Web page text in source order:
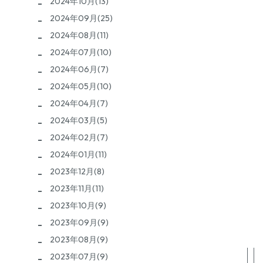
2024年09月(25)
2024年08月(11)
2024年07月(10)
2024年06月(7)
2024年05月(10)
2024年04月(7)
2024年03月(5)
2024年02月(7)
2024年01月(11)
2023年12月(8)
2023年11月(11)
2023年10月(9)
2023年09月(9)
2023年08月(9)
2023年07月(9)